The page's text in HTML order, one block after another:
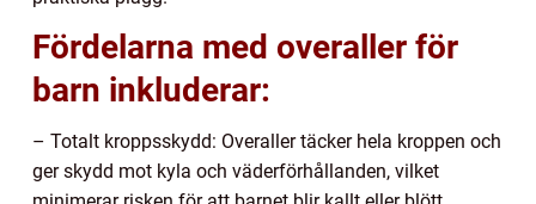
Fördelarna med overaller för
barn inkluderar:
– Totalt kroppsskydd: Overaller täcker hela kroppen och
ger skydd mot kyla och väderförhållanden, vilket